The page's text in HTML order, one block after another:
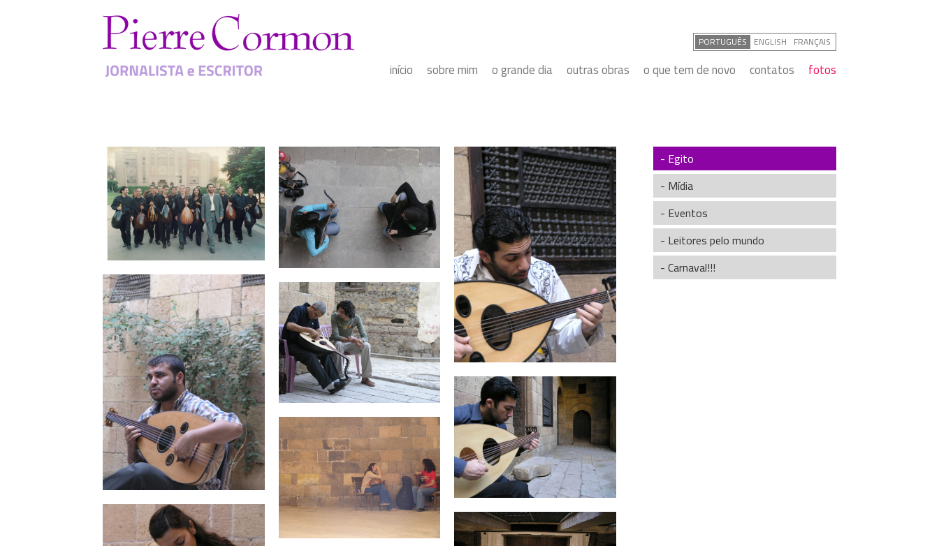
início sobre mim o grande dia outras obras o que tem de novo contatos fotos
PORTUGUÊS ENGLISH FRANÇAIS
- Egito
- Mídia
- Eventos
- Leitores pelo mundo
- Carnaval!!!